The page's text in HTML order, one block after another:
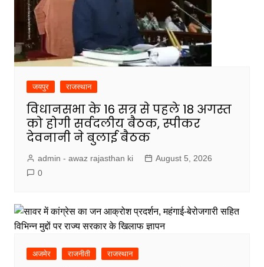
जयपुर राजस्थान
विधानसभा के 16 सत्र से पहले 18 अगस्त
को होगी सर्वदलीय बैठक, स्पीकर
देवनानी ने बुलाई बैठक
admin - awaz rajasthan ki
August 5, 2026
0
अजमेर राजनीती राजस्थान